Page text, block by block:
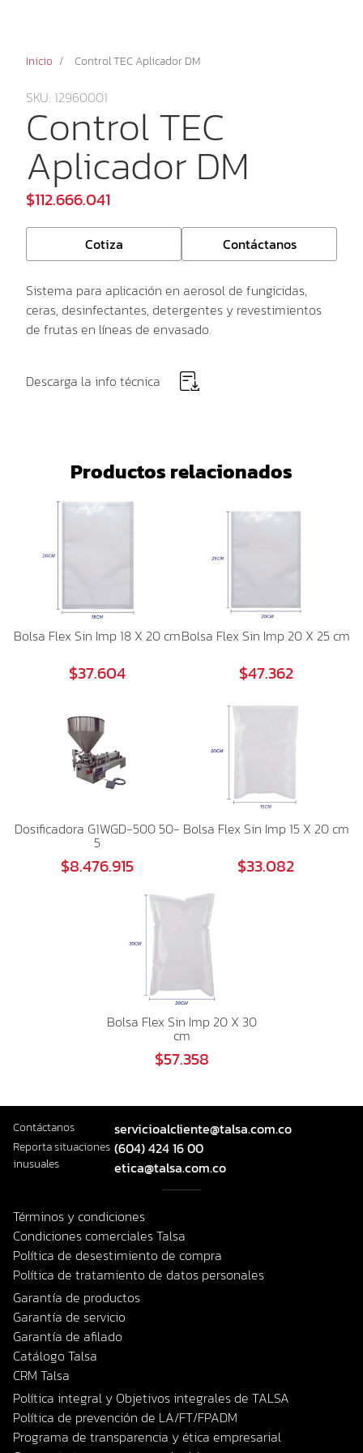
Inicio / Control TEC Aplicador DM
SKU: 12960001
Control TEC
Aplicador DM
$112.666.041
Cotiza Contáctanos
Sistema para aplicación en aerosol de fungicidas,
ceras, desinfectantes, detergentes y revestimientos
de frutas en líneas de envasado.
Descarga la info técnica
Productos relacionados
Bolsa Flex Sin Imp 18 X 20 cm
$37.604
Bolsa Flex Sin Imp 20 X 25 cm
$47.362
Dosificadora G1WGD-500 50-
5
$8.476.915
Bolsa Flex Sin Imp 15 X 20 cm
$33.082
Bolsa Flex Sin Imp 20 X 30
cm
$57.358
Contáctanos servicioalcliente@talsa.com.co
Reporta situaciones
inusuales
(604) 424 16 00
etica@talsa.com.co
Términos y condiciones
Condiciones comerciales Talsa
Política de desestimiento de compra
Política de tratamiento de datos personales
Garantía de productos
Garantía de servicio
Garantía de afilado
Catálogo Talsa
CRM Talsa
Política integral y Objetivos integrales de TALSA
Política de prevención de LA/FT/FPADM
Programa de transparencia y ética empresarial